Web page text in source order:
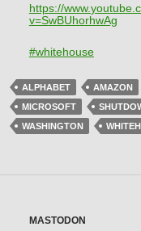
https://www.
v=SwBUhorhwAg
#whitehouse
ALPHABET AMAZON
MICROSOFT
WASHINGTON
MASTODON